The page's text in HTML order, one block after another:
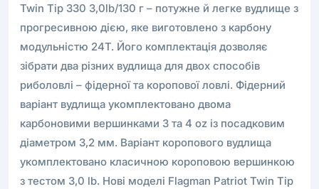
Twin Tip 330 3,0lb/130 г – потужне й легке вудлище з
прогресивною дією, яке виготовлено з карбону
модульністю 24T. Його комплектація дозволяє
зібрати два різних вудлища для двох способів
риболовлі – фідерної та коропової ловлі. Фідерний
варіант вудлища укомплектовано двома
карбоновими вершинками 3 та 4 oz із посадковим
діаметром 3,2 мм. Варіант коропового вудлища
укомплектовано класичною короповою вершинкою
з тестом 3,0 lb. Нові моделі Flagman Patriot Twin Tip